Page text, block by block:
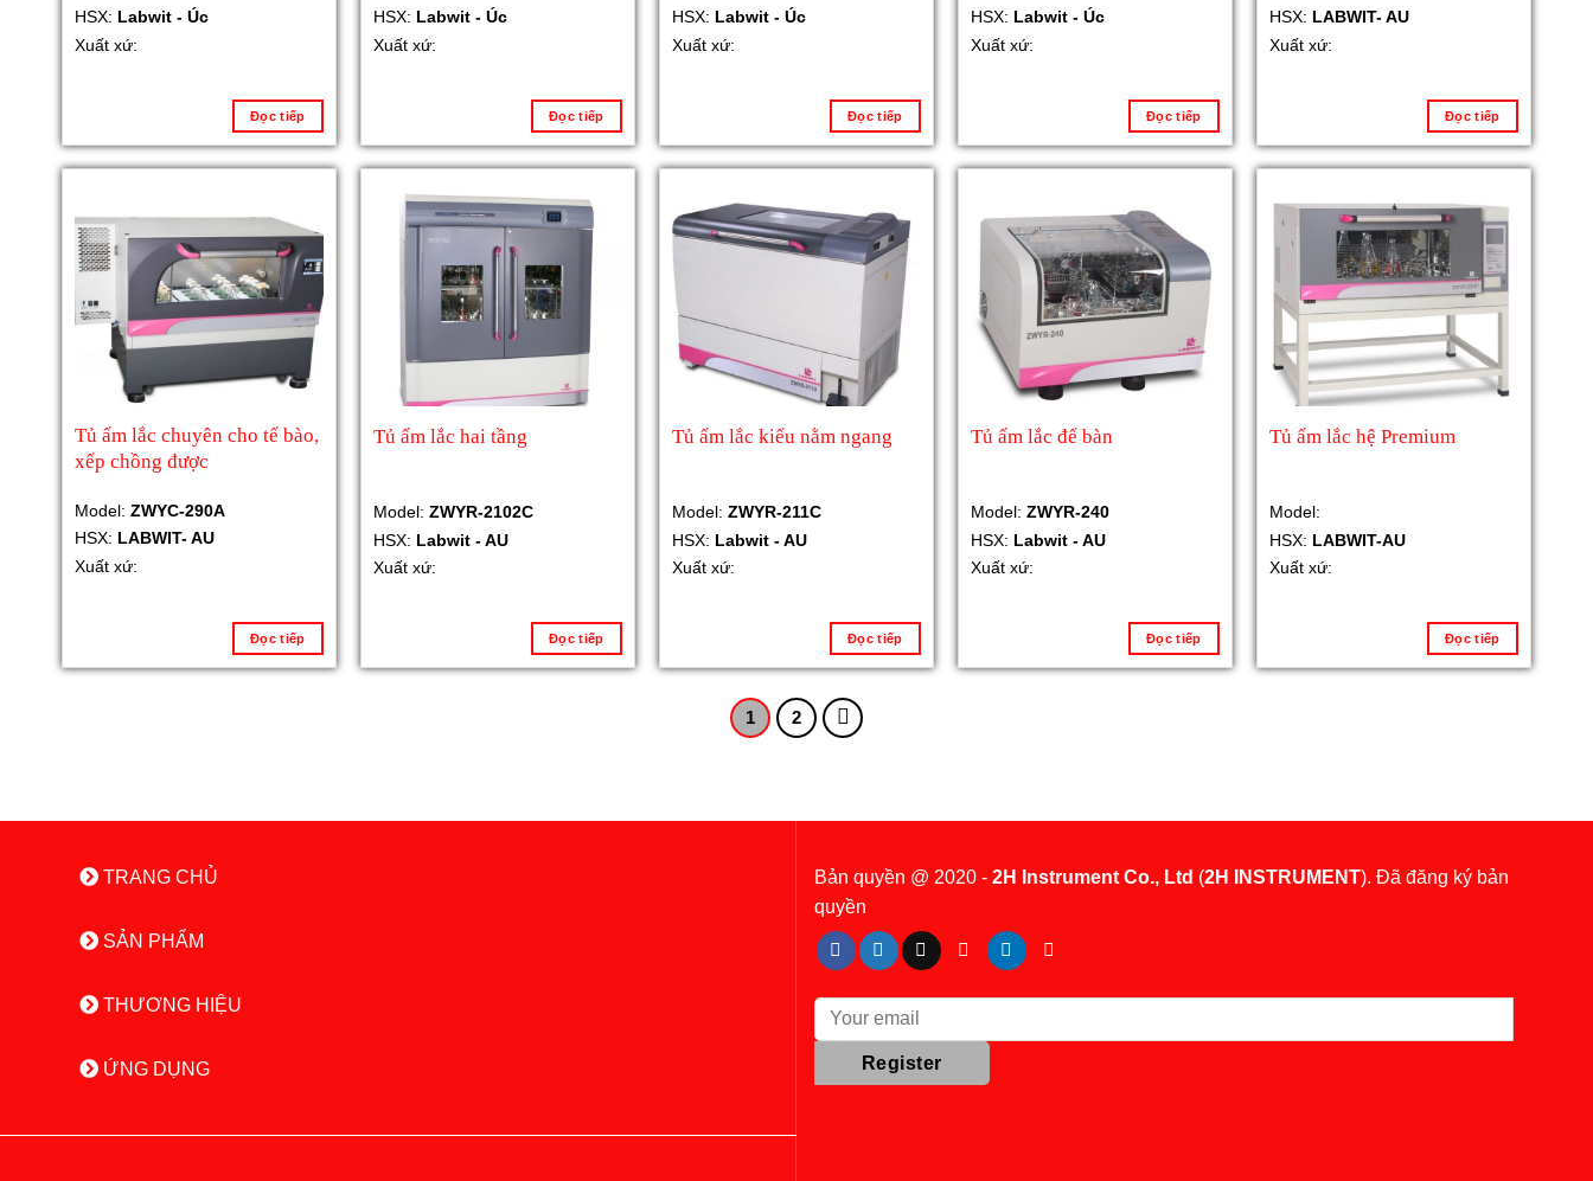
HSX: Labwit - Úc
Xuất xứ:
Đọc tiếp
HSX: Labwit - Úc
Xuất xứ:
Đọc tiếp
HSX: Labwit - Úc
Xuất xứ:
Đọc tiếp
HSX: Labwit - Úc
Xuất xứ:
Đọc tiếp
HSX: LABWIT- AU
Xuất xứ:
Đọc tiếp
Tủ ấm lắc chuyên cho tế bào,
xếp chồng được
Model: ZWYC-290A
HSX: LABWIT- AU
Xuất xứ:
Đọc tiếp
Tủ ấm lắc hai tầng
Model: ZWYR-2102C
HSX: Labwit - AU
Xuất xứ:
Đọc tiếp
Tủ ấm lắc kiểu nằm ngang
Model: ZWYR-211C
HSX: Labwit - AU
Xuất xứ:
Đọc tiếp
Tủ ấm lắc để bàn
Model: ZWYR-240
HSX: Labwit - AU
Xuất xứ:
Đọc tiếp
Tủ ấm lắc hệ Premium
Model:
HSX: LABWIT-AU
Xuất xứ:
Đọc tiếp
1 2
TRANG CHỦ
SẢN PHẨM
THƯƠNG HIỆU
ỨNG DỤNG
Bản quyền @ 2020 - 2H Instrument Co., Ltd (2H INSTRUMENT). Đã đăng ký bản
quyền